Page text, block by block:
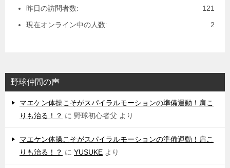
121
昨日の訪問者数:
2
現在オンライン中の人数:
野球仲間の声
マエケン体操こそがスパイラルモーションの準備運動！肩こ
りも治る！？ に 野球初心者父 より
マエケン体操こそがスパイラルモーションの準備運動！肩こ
りも治る！？ に YUSUKE より